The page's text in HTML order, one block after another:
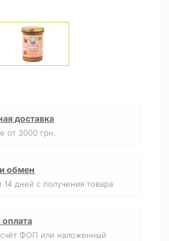
доставка
от 3000 грн.
обмен
14 дней с получения товара
ФОП или наложенный